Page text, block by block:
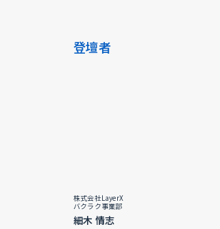
登壇者
株式会社LayerX
バクラク事業部
細木 情志